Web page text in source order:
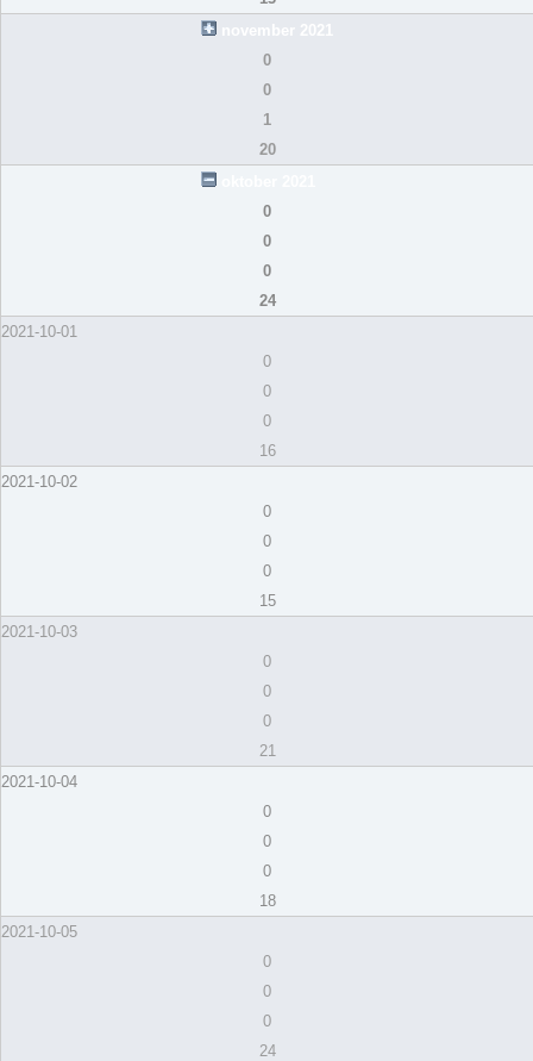
november 2021
0
0
1
20
0
0
0
24
2021-10-01
0
0
0
16
2021-10-02
0
0
0
15
2021-10-03
0
0
0
21
2021-10-04
0
0
0
18
2021-10-05
0
0
0
24